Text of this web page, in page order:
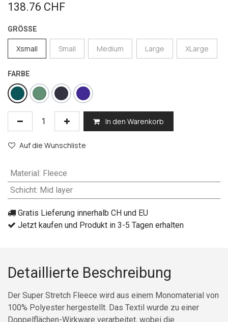
138.76 CHF
GRÖSSE
Xsmall Small Medium Large XLarge
FARBE
In den Warenkorb
Auf die Wunschliste
Material : Fleece
Schicht: Mid layer
Gratis Lieferung innerhalb CH und EU
Jetzt kaufen und Produkt in 3-5 Tagen erhalten
Detaillierte Beschreibung
Der Super Stretch Fleece wird aus einem Monomaterial von
100% Polyester hergestellt. Das Textil wurde zu einer
Doppelflächen-Wirkware verarbeitet, wobei die